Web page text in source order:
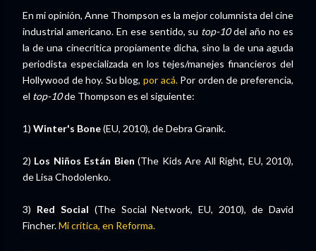
En mi opinión, Anne Thompson es la mejor columnista del cine
industrial americano. En ese sentido, su top-10del año no es
la de una cinecrítica propiamente dicha, sino la de una aguda
periodista especializada en los tejes/manejes financieros del
Hollywood de hoy. Su blog, por acá. Por orden de preferencia,
el top-10de Thompson es el siguiente:
1) Winter's Bone(EU, 2010), de Debra Granik.
2) Los Niños Están Bien (The Kids Are All Right, EU, 2010),
de Lisa Chodolenko.
3) Red Social (The Social Network, EU, 2010), de David
Fincher.Mi crítica, en Reforma.